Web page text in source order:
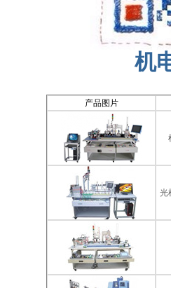
机
产品图片
光